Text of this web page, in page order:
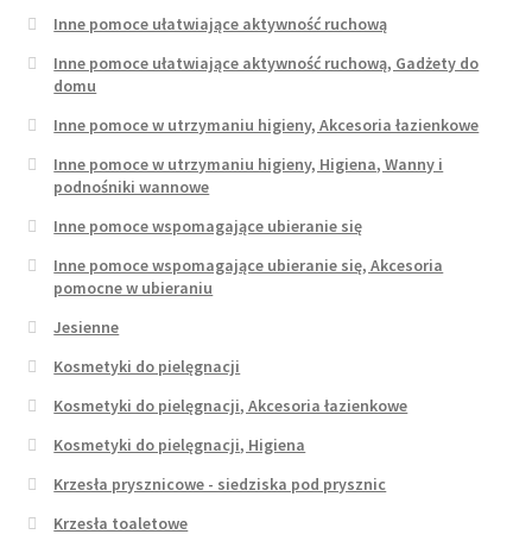
Inne pomoce ułatwiające aktywność ruchową
Inne pomoce ułatwiające aktywność ruchową, Gadżety do
domu
Inne pomoce w utrzymaniu higieny, Akcesoria łazienkowe
Inne pomoce w utrzymaniu higieny, Higiena, Wanny i
podnośniki wannowe
Inne pomoce wspomagające ubieranie się
Inne pomoce wspomagające ubieranie się, Akcesoria
pomocne w ubieraniu
Jesienne
Kosmetyki do pielęgnacji
Kosmetyki do pielęgnacji, Akcesoria łazienkowe
Kosmetyki do pielęgnacji, Higiena
Krzesła prysznicowe - siedziska pod prysznic
Krzesła toaletowe